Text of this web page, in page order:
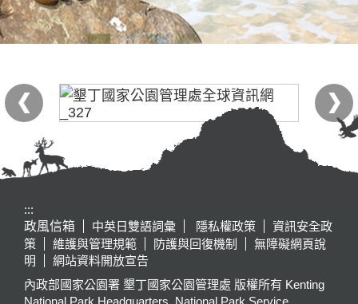
:::
政風信箱
中英日雙語詞彙 隱私權政策
資訊安全政
策
維護與管理規範 防護與回復機制
無障礙網頁說
明
網站資料開放宣告
內政部國家公園署 墾丁國家公園管理處 版權所有 Kenting
National Park Headquarters, National Park Service,